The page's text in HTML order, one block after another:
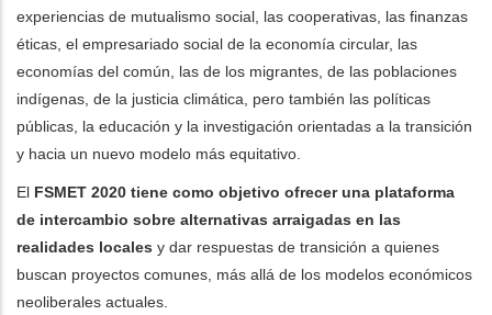
experiencias de mutualismo social, las cooperativas, las finanzas
éticas, el empresariado social de la economía circular, las
economías del común, las de los migrantes, de las poblaciones
indígenas, de la justicia climática, pero también las políticas
públicas, la educación y la investigación orientadas a la transición
y hacia un nuevo modelo más equitativo.
El FSMET 2020 tiene como objetivo ofrecer una plataforma
de intercambio sobre alternativas arraigadas en las
realidades locales y dar respuestas de transición a quienes
buscan proyectos comunes, más allá de los modelos económicos
neoliberales actuales.